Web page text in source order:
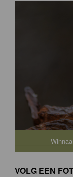
VOLG EEN